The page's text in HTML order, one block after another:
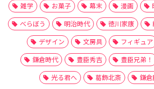
雑学
お菓子 幕末 漫画
べらぼう
明治時代 徳川家康
デザイン
文房具 フィギュア
鎌倉時代
豊臣秀吉 豊臣兄弟！
光る君へ
葛飾北斎 鎌倉